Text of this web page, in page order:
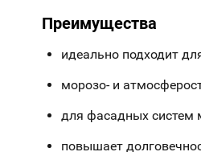
Преимущества
идеально подходит
морозо- и
для фасадных систем
повышает